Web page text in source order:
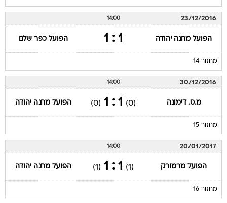
23/12/2016
14:00
הפועל מחנה יהודה 1 : 1 הפועל כפר שלם
מחזור 14
30/12/2016
14:00
מ.ס. דימונה (0)
1 : 1
(0) הפועל מחנה יהודה
מחזור 15
20/01/2017
14:00
הפועל מרמורק (1)
1 : 1
(1) הפועל מחנה יהודה
מחזור 16